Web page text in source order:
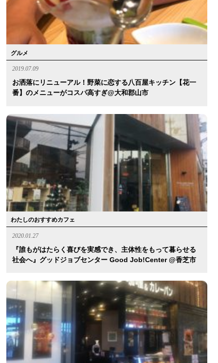
グルメ
2019.07.09
お洒落にリニューアル！野菜に恋する八百屋キッチン【花一
番】のメニューがコスパ高すぎ@大和郡山市
わたしのおすすめカフェ
2020.01.27
『誰もがはたらく喜びを実感でき、主体性をもって暮らせる
社会へ』グッドジョブセンター Good Job!Center @香芝市